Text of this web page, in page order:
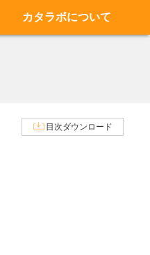
カタラボについて
目次ダウンロード